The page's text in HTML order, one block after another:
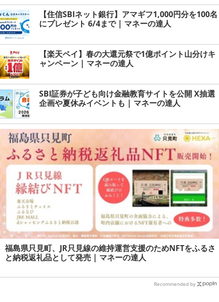
【住信SBIネット銀行】アマギフ1,000円分を100名
にプレゼント 6/4まで | マネーの達人
【楽天ペイ】春の大還元祭で1億ポイント山分けキ
ャンペーン | マネーの達人
SBI証券が子ども向け金融教育サイトを公開 X抽選
企画や夏休みイベントも | マネーの達人
福島県只見町、JR只見線の維持運営支援のためNFTをふるさ
と納税返礼品として発売 | マネーの達人
Recommended by